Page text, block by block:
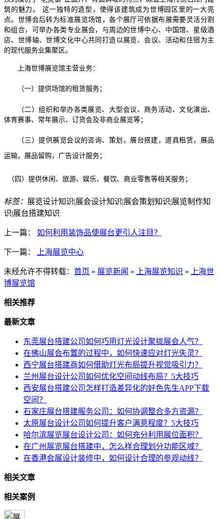
筑的魅力。 这一独特的造型，使得该建筑成为世博园区里的一大亮
点。世博会后转为标准展览场馆，各个展厅可依据布展需要灵活分割
和组合，可举办各类专业展会，与周边的世博中心、中国馆、星级酒
店、世博轴、世博文化中心共同打造以展览、会议、活动和住宿为主
的现代服务业集聚区。
上海世博展览馆主营业务：
（一）提供场馆的租赁服务；
（二）组织和举办各类展览、大型会议、商务活动、文化演出、
体育赛事、常年展示、订货会及非商业展览等；
（三）提供展览会议的咨询、策划，展台搭建，道具租赁，展品
运输，展品留购，广告设计服务；
（四）提供休闲、旅游、娱乐、餐饮、商业零售等相关服务；
标签： 展览设计知识|展会设计知识|展会策划知识|展览制作知
识|展台搭建知识
上一篇： 如何利用装饰品使展台更引人注目？
下一篇： 上海展览中心
未经允许不得转载： 首页 » 展览新闻 » 上海展览知识 »
上海世
博展览馆
相关推荐
最新文章
东莞展台搭建公司如何巧用灯光设计聚拢展会人气？
在佛山展会布置的过程中，如何快速应对灯光失灵？
西宁展台搭建商如何借助灯光布局提升视觉吸引力？
兰州展台设计公司如何优化空间动线布局？5大技巧
西安展台搭建公司怎样打造差异化的好色先生APP下载
空间？
石家庄展台搭建服务公司：如何协调整合多方资源？
太原展台设计公司如何提升客户满意程度？5大技巧
哈尔滨展览展台设计公司：如何充分利用展位面积？
在广州展览展台搭建中，怎么样合理划分功能区域？
在香港会展设计装修中，如何设计合理的参观动线？
相关文章
相关案例